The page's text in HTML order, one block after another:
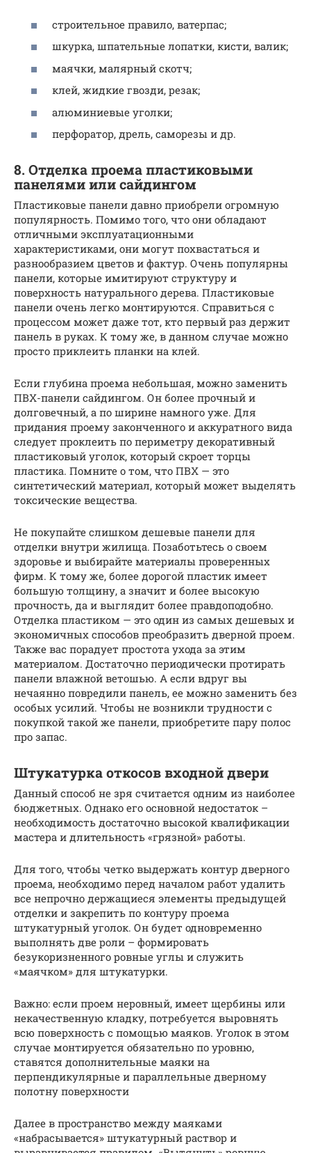
строительное правило, ватерпас;
шкурка, шпательные лопатки, кисти, валик;
маячки, малярный скотч;
клей, жидкие гвозди, резак;
алюминиевые уголки;
перфоратор, дрель, саморезы и др.
8. Отделка проема пластиковыми
панелями или сайдингом
Пластиковые панели давно приобрели огромную
популярность. Помимо того, что они обладают
отличными эксплуатационными
характеристиками, они могут похвастаться и
разнообразием цветов и фактур. Очень популярны
панели, которые имитируют структуру и
поверхность натурального дерева. Пластиковые
панели очень легко монтируются. Справиться с
процессом может даже тот, кто первый раз держит
панель в руках. К тому же, в данном случае можно
просто приклеить планки на клей.
Если глубина проема небольшая, можно заменить
ПВХ-панели сайдингом. Он более прочный и
долговечный, а по ширине намного уже. Для
придания проему законченного и аккуратного вида
следует проклеить по периметру декоративный
пластиковый уголок, который скроет торцы
пластика. Помните о том, что ПВХ — это
синтетический материал, который может выделять
токсические вещества.
Не покупайте слишком дешевые панели для
отделки внутри жилища. Позаботьтесь о своем
здоровье и выбирайте материалы проверенных
фирм. К тому же, более дорогой пластик имеет
большую толщину, а значит и более высокую
прочность, да и выглядит более правдоподобно.
Отделка пластиком — это один из самых дешевых и
экономичных способов преобразить дверной проем.
Также вас порадует простота ухода за этим
материалом. Достаточно периодически протирать
панели влажной ветошью. А если вдруг вы
нечаянно повредили панель, ее можно заменить без
особых усилий. Чтобы не возникли трудности с
покупкой такой же панели, приобретите пару полос
про запас.
Штукатурка откосов входной двери
Данный способ не зря считается одним из наиболее
бюджетных. Однако его основной недостаток –
необходимость достаточно высокой квалификации
мастера и длительность «грязной» работы.
Для того, чтобы четко выдержать контур дверного
проема, необходимо перед началом работ удалить
все непрочно держащиеся элементы предыдущей
отделки и закрепить по контуру проема
штукатурный уголок. Он будет одновременно
выполнять две роли – формировать
безукоризненного ровные углы и служить
«маячком» для штукатурки.
Важно: если проем неровный, имеет щербины или
некачественную кладку, потребуется выровнять
всю поверхность с помощью маяков. Уголок в этом
случае монтируется обязательно по уровню,
ставятся дополнительные маяки на
перпендикулярные и параллельные дверному
полотну поверхности
Далее в пространство между маяками
«набрасывается» штукатурный раствор и